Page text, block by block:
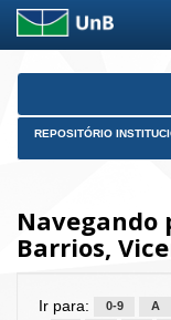
Skip
REPOSITÓRIO
Navegando
Barrios,
Ir para: 0-9 A